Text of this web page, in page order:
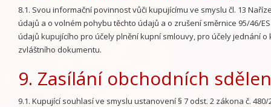
8.1. Svou informační povinnost vůči kupujícímu ve smyslu čl. 13
údajů a o volném pohybu těchto údajů a o zrušení směrnice 95/46/
údajů kupujícího pro účely plnění kupní smlouvy, pro účely jednání
zvláštního dokumentu.
9. Zasílání obchodních
9.1. Kupující souhlasí ve smyslu ustanovení § 7 odst. 2 zákona č.